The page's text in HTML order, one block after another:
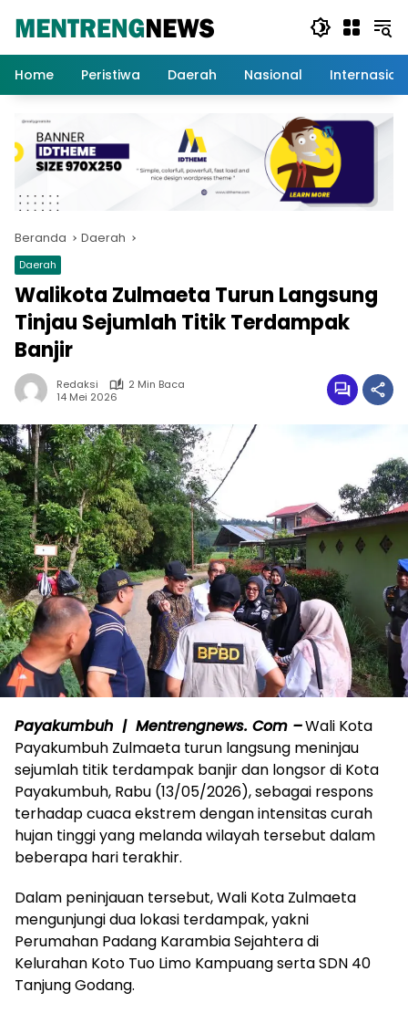
Home
Peristiwa Daerah Nasional
Beranda Daerah
Daerah
Walikota Zulmaeta Turun Langsung
Tinjau Sejumlah Titik Terdampak
Banjir
Redaksi
2 Min Baca
14 Mei 2026
Payakumbuh | Mentrengnews. Com –Wali Kota
Payakumbuh Zulmaeta turun langsung meninjau
sejumlah titik terdampak banjir dan longsor di Kota
Payakumbuh, Rabu (13/05/2026), sebagai respons
terhadap cuaca ekstrem dengan intensitas curah
hujan tinggi yang melanda wilayah tersebut dalam
beberapa hari terakhir.
Dalam peninjauan tersebut, Wali Kota Zulmaeta
mengunjungi dua lokasi terdampak, yakni
Perumahan Padang Karambia Sejahtera di
Kelurahan Koto Tuo Limo Kampuang serta SDN 40
Tanjung Godang.